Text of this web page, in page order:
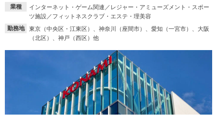
業種
インターネット・ゲーム関連／レジャー・アミューズメント・スポー
ツ施設／フィットネスクラブ・エステ・理美容
勤務地
東京（中央区・江東区）、神奈川（座間市）、愛知（一宮市）、大阪
（北区）、神戸（西区）他